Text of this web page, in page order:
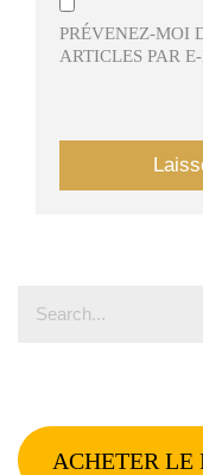
PRÉVENEZ-MOI
ARTICLES PAR
ACHETER LE